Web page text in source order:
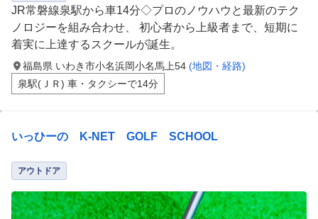
JR常磐線泉駅から車14分◇プロのノウハウと最新のテク
ノロジーを組み合わせ、​ 初心者から上級者まで、短期に
着実に上達するスクールが誕生。
福島県 いわき市小名浜岡小名馬上54 (地図・経路)
泉駅(ＪＲ) 車・タクシーで14分
いっひーの K-NET GOLF SCHOOL
アウトドア